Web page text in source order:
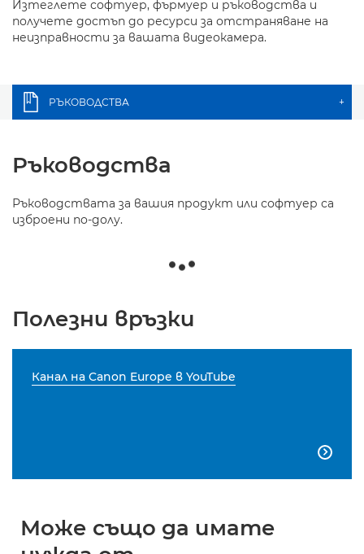
Изтеглете софтуер, фърмуер и ръководства и
получете достъп до ресурси за отстраняване на
неизправности за вашата видеокамера.
РЪКОВОДСТВА +
Ръководства
Ръководствата за вашия продукт или софтуер са
изброени по-долу.
Полезни връзки
Канал на Canon Europe в YouTube

Може също да имате